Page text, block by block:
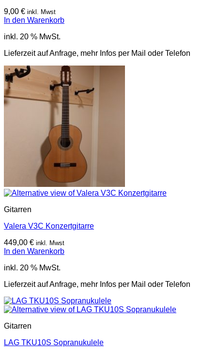
9,00 € inkl. Mwst
In den Warenkorb
inkl. 20 % MwSt.
Lieferzeit auf Anfrage, mehr Infos per Mail oder Telefon
Gitarren
Valera V3C Konzertgitarre
449,00 € inkl. Mwst
In den Warenkorb
inkl. 20 % MwSt.
Lieferzeit auf Anfrage, mehr Infos per Mail oder Telefon
Gitarren
LAG TKU10S Sopranukulele